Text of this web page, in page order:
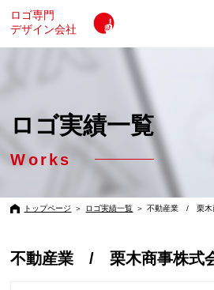
ロゴ専門
デザイン会社
ロゴ実績一覧
Works
トップページ ＞ ロゴ実績一覧 ＞ 不動産業 / 栗木
不動産業 / 栗木商事株式